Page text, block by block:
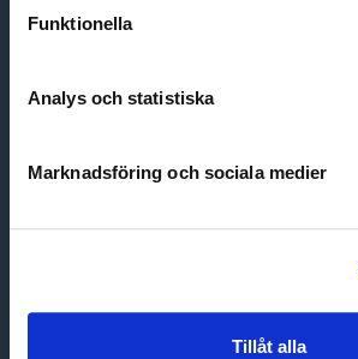
Funktionella
Analys och statistiska
Marknadsföring och sociala medier
Tillåt alla